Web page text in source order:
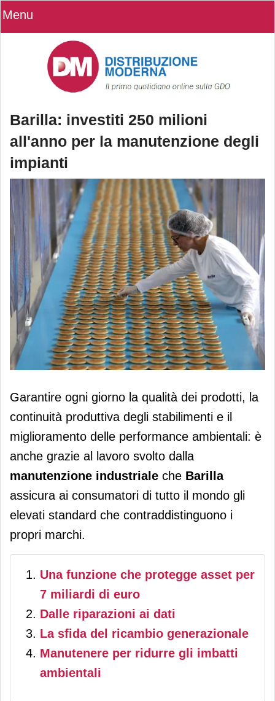
Menu
Barilla: investiti 250 milioni
all'anno per la manutenzione degli
impianti
Barilla: investiti 250 milioni all'anno
per la manutenzione degli impianti
Garantire ogni giorno la qualità dei prodotti, la
continuità produttiva degli stabilimenti e il
miglioramento delle performance ambientali: è
anche grazie al lavoro svolto dalla
manutenzione industriale che Barilla
assicura ai consumatori di tutto il mondo gli
elevati standard che contraddistinguono i
propri marchi.
Una funzione che protegge asset per
7 miliardi di euro
Dalle riparazioni ai dati
La sfida del ricambio generazionale
Manutenere per ridurre gli imbatti
ambientali